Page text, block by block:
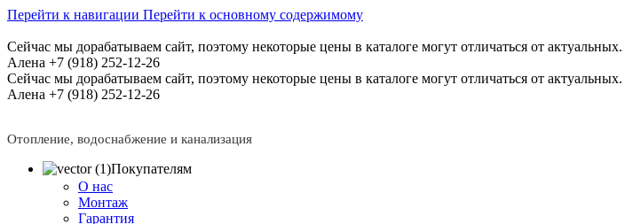
Перейти к навигации Перейти к основному содержимому
Сейчас мы дорабатываем сайт, поэтому некоторые цены в каталоге могут отличаться от актуальных.
Алена +7 (918) 252-12-26
Сейчас мы дорабатываем сайт, поэтому некоторые цены в каталоге могут отличаться от актуальных.
Алена +7 (918) 252-12-26
Отопление, водоснабжение и канализация
Покупателям
О нас
Монтаж
Гарантия